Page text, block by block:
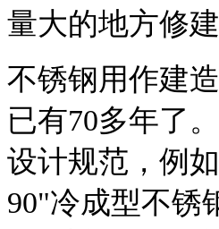
量大的地方修
不锈钢用作建
已有70多年了
设计规范，例
90"冷成型不锈